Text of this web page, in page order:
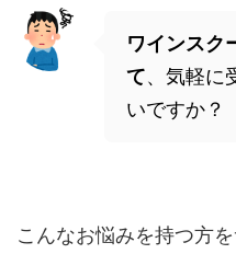
ワインスク
て、気軽に
いですか？
こんなお悩みを持つ方